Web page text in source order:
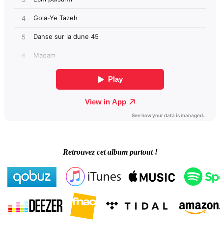
Retrouvez cet album partout !